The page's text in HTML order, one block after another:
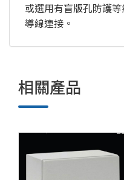
或選用有盲版孔防護
導線連接。
相關產品